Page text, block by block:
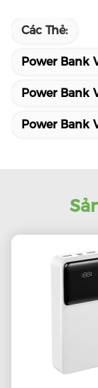
Các Thẻ:
Power Bank
Power Bank
Power Bank